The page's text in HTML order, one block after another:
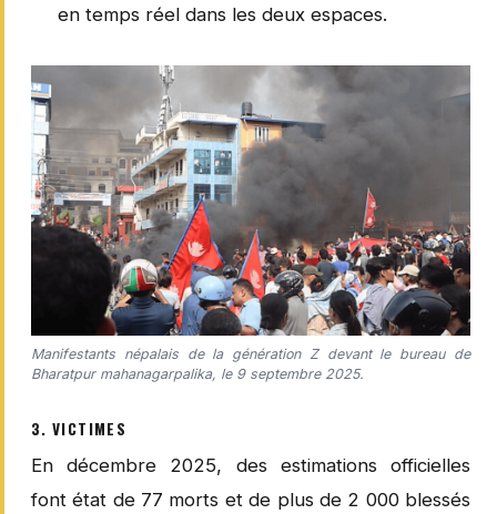
en temps réel dans les deux espaces.
Manifestants népalais de la génération Z devant le bureau de
Bharatpur mahanagarpalika, le 9 septembre 2025.
3. VICTIMES
En décembre 2025, des estimations officielles
font état de 77 morts et de plus de 2 000 blessés